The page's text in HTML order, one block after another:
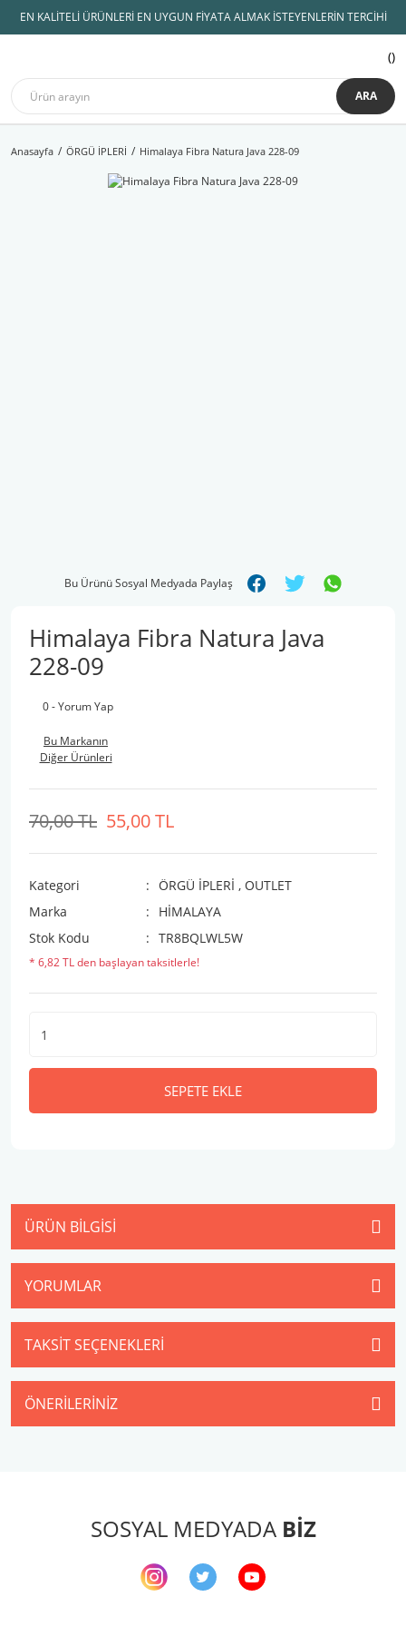
EN KALİTELİ ÜRÜNLERİ EN UYGUN FİYATA ALMAK İSTEYENLERİN TERCİHİ
ARA
Anasayfa ÖRGÜ İPLERİ Himalaya Fibra Natura Java 228-09
Bu Ürünü Sosyal Medyada Paylaş
Himalaya Fibra Natura Java
228-09
0 - Yorum Yap
Bu Markanın
Diğer Ürünleri
55,00 TL
70,00 TL
Kategori ÖRGÜ İPLERİ , OUTLET
Marka
HİMALAYA
Stok Kodu
TR8BQLWL5W
* 6,82 TL den başlayan taksitlerle!
SEPETE EKLE
ÜRÜN BILGISI
YORUMLAR
TAKSIT SEÇENEKLERI
ÖNERILERINIZ
SOSYAL MEDYADA BİZ